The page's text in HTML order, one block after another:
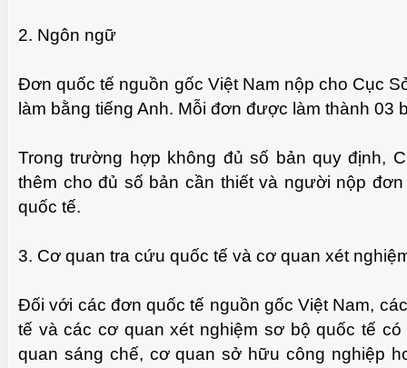
2. Ngôn ngữ
Đơn quốc tế nguồn gốc Việt Nam nộp cho Cục
làm bằng tiếng Anh. Mỗi đơn được làm thành 03
Trong trường hợp không đủ số bản quy định,
thêm cho đủ số bản cần thiết và người nộp
quốc tế.
3. Cơ quan tra cứu quốc tế và cơ quan xét
Đối với các đơn quốc tế nguồn gốc Việt Nam,
tế và các cơ quan xét nghiệm sơ bộ quốc tế
quan sáng chế, cơ quan sở hữu công nghiệp